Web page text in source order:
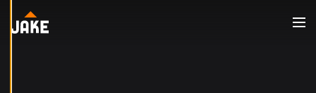
hallinta
evästeasetuksistasi,
ja voit muuttaa niitä
Skip to content